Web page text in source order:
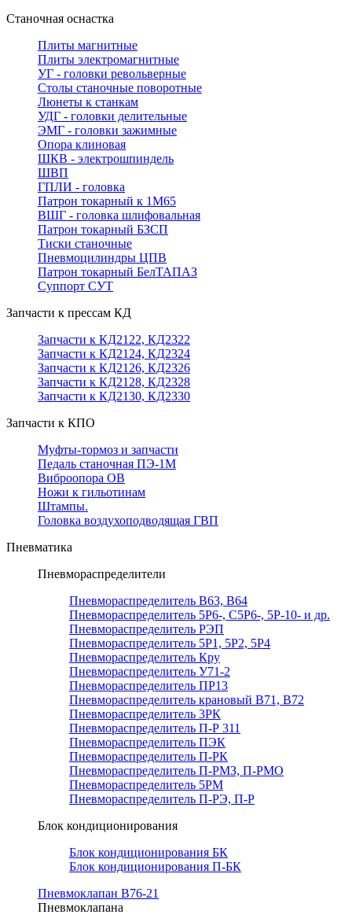
Станочная оснастка
Плиты магнитные
Плиты электромагнитные
УГ - головки револьверные
Столы станочные поворотные
Люнеты к станкам
УДГ - головки делительные
ЭМГ - головки зажимные
Опора клиновая
ШКВ - электрошпиндель
ШВП
ГПЛИ - головка
Патрон токарный к 1М65
ВШГ - головка шлифовальная
Патрон токарный БЗСП
Тиски станочные
Пневмоцилиндры ЦПВ
Патрон токарный БелТАПАЗ
Суппорт СУТ
Запчасти к прессам КД
Запчасти к КД2122, КД2322
Запчасти к КД2124, КД2324
Запчасти к КД2126, КД2326
Запчасти к КД2128, КД2328
Запчасти к КД2130, КД2330
Запчасти к КПО
Муфты-тормоз и запчасти
Педаль станочная ПЭ-1М
Виброопора ОВ
Ножи к гильотинам
Штампы.
Головка воздухоподводящая ГВП
Пневматика
Пневмораспределители
Пневмораспределитель В63, В64
Пневмораспределитель 5Р6-, С5Р6-, 5Р-10- и др.
Пневмораспределитель РЭП
Пневмораспределитель 5Р1, 5Р2, 5Р4
Пневмораспределитель Кру
Пневмораспределитель У71-2
Пневмораспределитель ПР13
Пневмораспределитель крановый В71, В72
Пневмораспределитель 3РК
Пневмораспределитель П-Р 311
Пневмораспределитель ПЭК
Пневмораспределитель П-РК
Пневмораспределитель П-РМЗ, П-РМО
Пневмораспределитель 5РМ
Пневмораспределитель П-РЭ, П-Р
Блок кондиционирования
Блок кондиционирования БК
Блок кондиционирования П-БК
Пневмоклапан В76-21
Пневмоклапана